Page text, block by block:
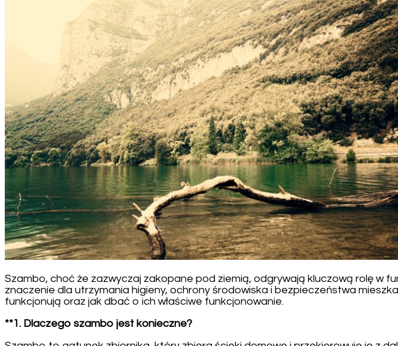
Szambo, choć że zazwyczaj zakopane pod ziemią, odgrywają kluczową rolę w
znaczenie dla utrzymania higieny, ochrony środowiska i bezpieczeństwa
funkcjonują oraz jak dbać o ich właściwe funkcjonowanie.
**1. Dlaczego szambo jest konieczne?